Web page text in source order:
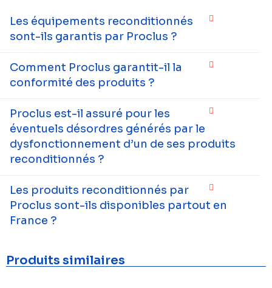
Les équipements reconditionnés
sont-ils garantis par Proclus ?
Comment Proclus garantit-il la
conformité des produits ?
Proclus est-il assuré pour les
éventuels désordres générés par le
dysfonctionnement d’un de ses produits
reconditionnés ?
Les produits reconditionnés par
Proclus sont-ils disponibles partout en
France ?
Produits similaires